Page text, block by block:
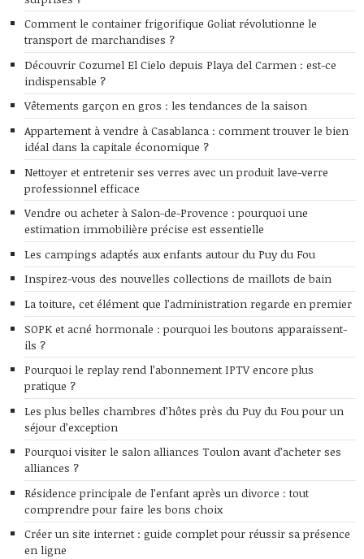
Comment le container frigorifique Goliat révolutionne le
transport de marchandises ?
Découvrir Cozumel El Cielo depuis Playa del Carmen : est-ce
indispensable ?
Vêtements garçon en gros : les tendances de la saison
Appartement à vendre à Casablanca : comment trouver le bien
idéal dans la capitale économique ?
Nettoyer et entretenir ses verres avec un produit lave-verre
professionnel efficace
Vendre ou acheter à Salon-de-Provence : pourquoi une
estimation immobilière précise est essentielle
Les campings adaptés aux enfants autour du Puy du Fou
Inspirez-vous des nouvelles collections de maillots de bain
La toiture, cet élément que l’administration regarde en premier
SOPK et acné hormonale : pourquoi les boutons apparaissent-
ils ?
Pourquoi le replay rend l’abonnement IPTV encore plus
pratique ?
Les plus belles chambres d’hôtes près du Puy du Fou pour un
séjour d’exception
Pourquoi visiter le salon alliances Toulon avant d’acheter ses
alliances ?
Résidence principale de l’enfant après un divorce : tout
comprendre pour faire les bons choix
Créer un site internet : guide complet pour réussir sa présence
en ligne